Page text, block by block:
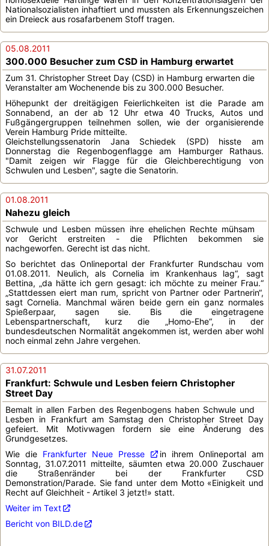
Nationalsozialisten inhaftiert und mussten als Erkennungszeichen
ein Dreieck aus rosafarbenem Stoff tragen.
05.08.2011
300.000 Besucher zum CSD in Hamburg erwartet
Zum 31. Christopher Street Day (CSD) in Hamburg erwarten die
Veranstalter am Wochenende bis zu 300.000 Besucher.
Höhepunkt der dreitägigen Feierlichkeiten ist die Parade am
Sonnabend, an der ab 12 Uhr etwa 40 Trucks, Autos und
Fußgängergruppen teilnehmen sollen, wie der organisierende
Verein Hamburg Pride mitteilte.
Gleichstellungssenatorin Jana Schiedek (SPD) hisste am
Donnerstag die Regenbogenflagge am Hamburger Rathaus.
"Damit zeigen wir Flagge für die Gleichberechtigung von
Schwulen und Lesben", sagte die Senatorin.
01.08.2011
Nahezu gleich
Schwule und Lesben müssen ihre ehelichen Rechte mühsam
vor Gericht erstreiten - die Pflichten bekommen sie
nachgeworfen. Gerecht ist das nicht.
So berichtet das Onlineportal der Frankfurter Rundschau vom
01.08.2011. Neulich, als Cornelia im Krankenhaus lag“, sagt
Bettina, „da hätte ich gern gesagt: ich möchte zu meiner Frau.“
„Stattdessen eiert man rum, spricht von Partner oder Partnerin“,
sagt Cornelia. Manchmal wären beide gern ein ganz normales
Spießerpaar, sagen sie. Bis die eingetragene
Lebenspartnerschaft, kurz die „Homo-Ehe“, in der
bundesdeutschen Normalität angekommen ist, werden aber wohl
noch einmal zehn Jahre vergehen.
31.07.2011
Frankfurt: Schwule und Lesben feiern Christopher
Street Day
Bemalt in allen Farben des Regenbogens haben Schwule und
Lesben in Frankfurt am Samstag den Christopher Street Day
gefeiert. Mit Motivwagen fordern sie eine Änderung des
Grundgesetzes.
Wie die Frankfurter Neue Presse
in ihrem Onlineportal am
Sonntag, 31.07.2011 mitteilte, säumten etwa 20.000 Zuschauer
die Straßenränder bei der Frankfurter CSD
Demonstration/Parade. Sie fand unter dem Motto «Einigkeit und
Recht auf Gleichheit - Artikel 3 jetzt!» statt.
Weiter im Text
Bericht von BILD.de